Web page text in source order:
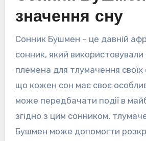
значення сну
Сонник Бушмен – це давній
сонник, який використовували
племена для тлумачення своїх
що кожен сон має своє
може передбачати події в
згідно з цим сонником,
Бушмен може допомогти